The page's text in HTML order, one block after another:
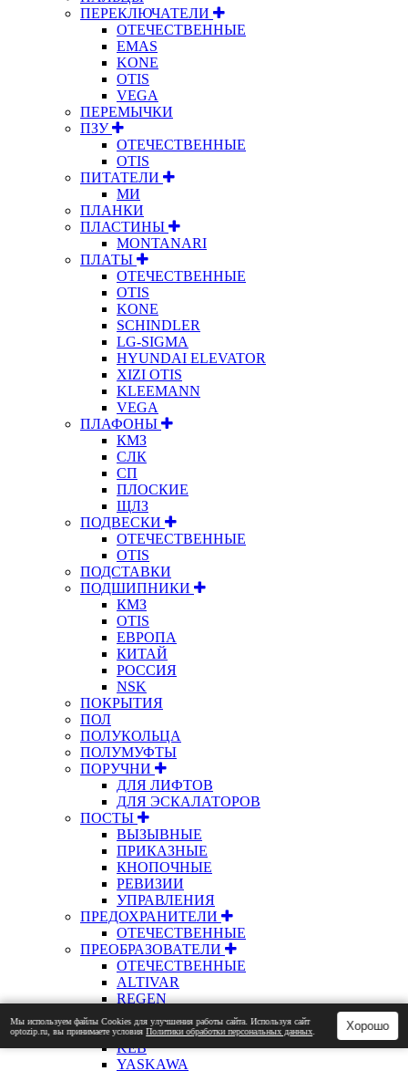
ПЕРЕКЛЮЧАТЕЛИ
ОТЕЧЕСТВЕННЫЕ
EMAS
KONE
OTIS
VEGA
ПЕРЕМЫЧКИ
ПЗУ
ОТЕЧЕСТВЕННЫЕ
OTIS
ПИТАТЕЛИ
МИ
ПЛАНКИ
ПЛАСТИНЫ
MONTANARI
ПЛАТЫ
ОТЕЧЕСТВЕННЫЕ
OTIS
KONE
SCHINDLER
LG-SIGMA
HYUNDAI ELEVATOR
XIZI OTIS
KLEEMANN
VEGA
ПЛАФОНЫ
КМЗ
СЛК
СП
ПЛОСКИЕ
ЩЛЗ
ПОДВЕСКИ
ОТЕЧЕСТВЕННЫЕ
OTIS
ПОДСТАВКИ
ПОДШИПНИКИ
КМЗ
OTIS
ЕВРОПА
КИТАЙ
РОССИЯ
NSK
ПОКРЫТИЯ
ПОЛ
ПОЛУКОЛЬЦА
ПОЛУМУФТЫ
ПОРУЧНИ
ДЛЯ ЛИФТОВ
ДЛЯ ЭСКАЛАТОРОВ
ПОСТЫ
ВЫЗЫВНЫЕ
ПРИКАЗНЫЕ
КНОПОЧНЫЕ
РЕВИЗИИ
УПРАВЛЕНИЯ
ПРЕДОХРАНИТЕЛИ
ОТЕЧЕСТВЕННЫЕ
ПРЕОБРАЗОВАТЕЛИ
ОТЕЧЕСТВЕННЫЕ
ALTIVAR
REGEN
KONE
OTIS
KEB
YASKAWA
Мы используем файлы Сookies для улучшения работы сайта. Используя сайт
optozip.ru, вы принимаете условияПолитики обработки персональных данных Хорошо